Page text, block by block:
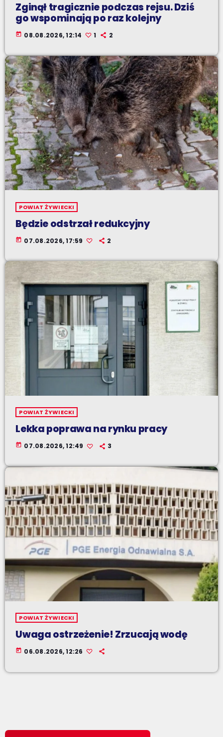
Zginął tragicznie podczas rejsu. Dziś
go wspominają po raz kolejny
today 08.08.2026, 12:14 1 2
POWIAT ŻYWIECKI
Będzie odstrzał redukcyjny
today 07.08.2026, 17:59 2
POWIAT ŻYWIECKI
Lekka poprawa na rynku pracy
today 07.08.2026, 12:49 3
POWIAT ŻYWIECKI
Uwaga ostrzeżenie! Zrzucają wodę
today 06.08.2026, 12:26